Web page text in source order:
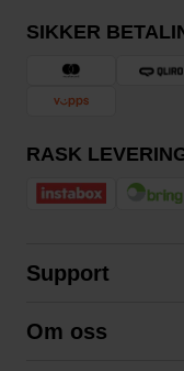
SIKKER
RASK
Support
Om oss